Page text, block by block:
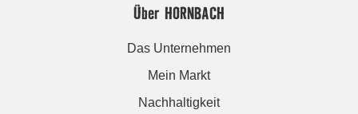
Über HORNBACH
Das Unternehmen
Mein Markt
Nachhaltigkeit